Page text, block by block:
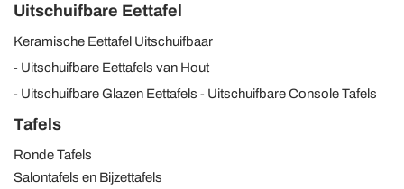
Uitschuifbare Eettafel
Keramische Eettafel Uitschuifbaar
Uitschuifbare Eettafels van Hout
Uitschuifbare Glazen Eettafels
Uitschuifbare Console Tafels
Tafels
Ronde Tafels
Salontafels en Bijzettafels